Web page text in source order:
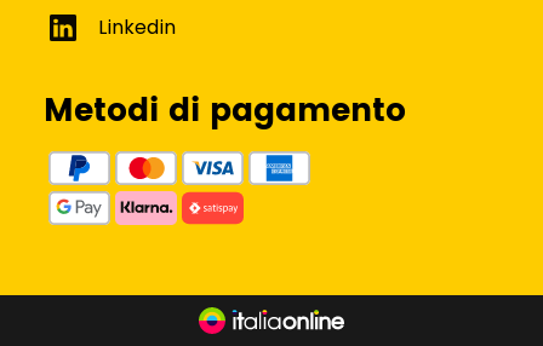
Metodi di pagamento